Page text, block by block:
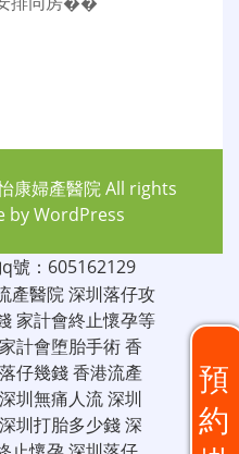
預
約
康婦產醫院All rights
byWordPress
號：605162129
產醫院深圳落仔攻
家計會終止懷孕等
家計會堕胎手術香
仔幾錢香港流產
深圳無痛人流深圳
深圳打胎多少錢深